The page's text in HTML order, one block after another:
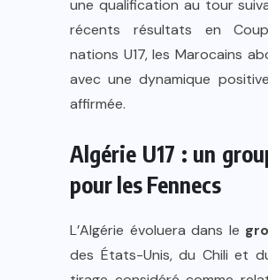
une qualification au tour
récents résultats en
nations U17, les Marocains
avec une dynamique
affirmée.
Algérie U17 : un
pour les Fennecs
L’Algérie évoluera dans le
des États-Unis, du Chili et